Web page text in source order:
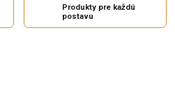
Produkty pre každú
postavu